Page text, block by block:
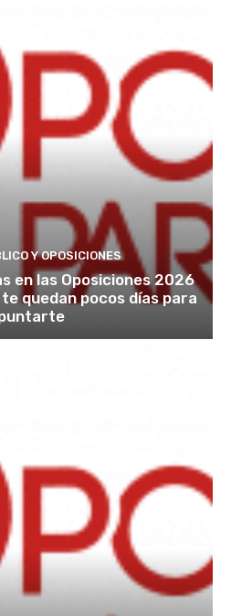
Y OPOSICIONES
en las Oposiciones 2026
quedan pocos días para